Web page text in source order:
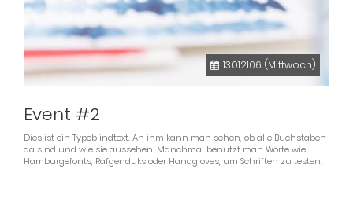
13.01.2106 (Mittwoch)
Event #2
Dies ist ein Typoblindtext. An ihm kann man sehen, ob alle Buchstaben
da sind und wie sie aussehen. Manchmal benutzt man Worte wie
Hamburgefonts, Rafgenduks oder Handgloves, um Schriften zu testen.